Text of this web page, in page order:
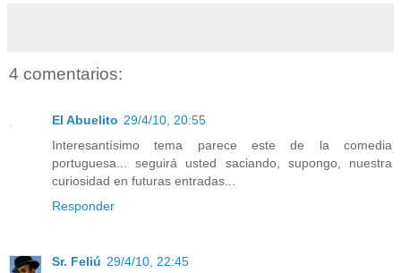
4 comentarios:
El Abuelito 29/4/10, 20:55
Interesantísimo tema parece este de la comedia
portuguesa... seguirá usted saciando, supongo, nuestra
curiosidad en futuras entradas...
Responder
Sr. Feliú 29/4/10, 22:45